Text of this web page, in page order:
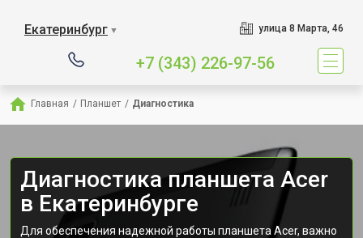
Екатеринбург ▼ улица 8 Марта, 46
+7 (343) 226-97-56
Главная / Планшет / Диагностика
Диагностика планшета Acer
в Екатеринбурге
Для обеспечения надежной работы планшета Acer, важно